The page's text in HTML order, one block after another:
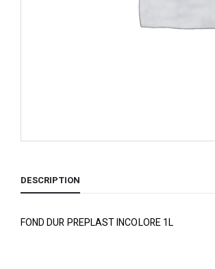
DESCRIPTION
FOND DUR PREPLAST INCOLORE 1L